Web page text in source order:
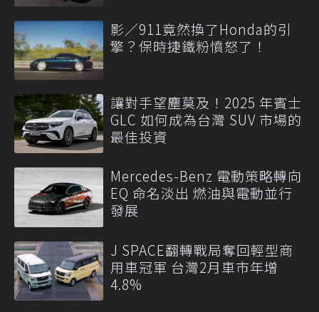
影／911竟然換了Honda的引
擎？保時捷鐵粉憤怒了！
讓對手望塵莫及！2025 年賓士
GLC 如何成為台灣 SUV 市場的
最佳投資
Mercedes-Benz 電動策略轉向
EQ 命名淡出 燃油與電動並行
發展
J SPACE翻轉戰局奪回輕型商
用車冠軍 台灣2月車市年增
4.8%